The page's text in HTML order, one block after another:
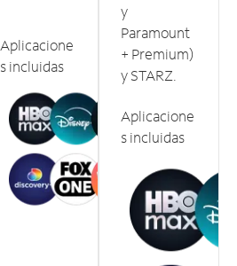
Aplicacione
s incluidas
y
Paramount
+ Premium)
y STARZ.
Aplicacione
s incluidas